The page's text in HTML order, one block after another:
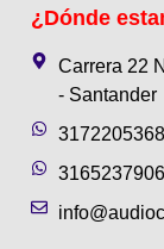
¿Dónde
Carrera 22
- Santander
3172205368
3165237906